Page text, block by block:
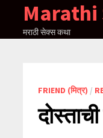
content
Marathi
मराठी सेक्स कथा
FRIEND (मित्र) /